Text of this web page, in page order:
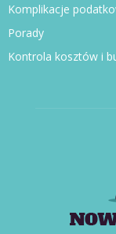
Komplikacje
Porady
Kontrola kosztów i